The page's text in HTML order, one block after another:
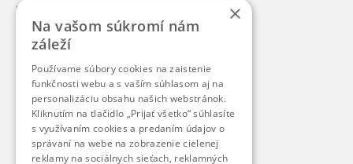
Náš príbeh
Kontakt
Kariéra
Blog
Pre médiá
Pre partnerov
×
Na vašom súkromí nám
záleží
Používame súbory cookies na zaistenie
funkčnosti webu a s vaším súhlasom aj na
personalizáciu obsahu našich webstránok.
Kliknutím na tlačidlo „Prijať všetko“ súhlasíte
s využívaním cookies a predaním údajov o
správaní na webe na zobrazenie cielenej
reklamy na sociálnych sieťach, reklamných